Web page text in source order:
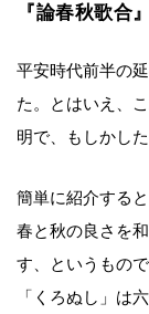
『論春秋歌合
平安時代前半の
た。とはいえ、
明で、もしかし
簡単に紹介する
春と秋の良さを
す、というもので
「くろぬし」は